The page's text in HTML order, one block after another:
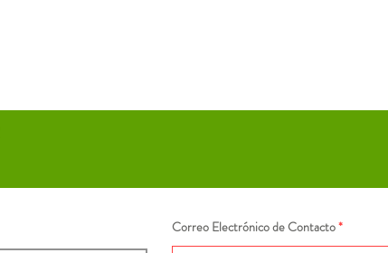
Correo Electrónico de Contacto